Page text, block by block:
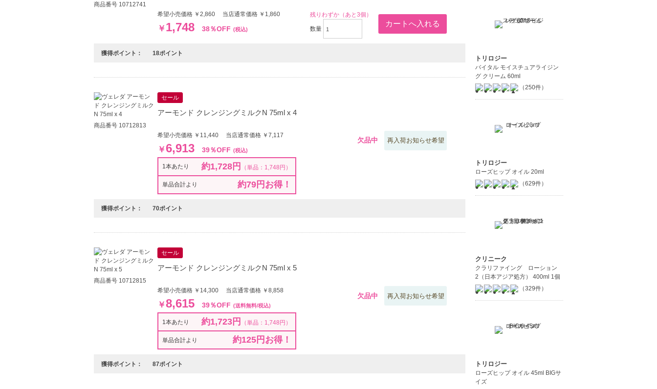
商品番号 10712741
希望小売価格 ￥2,860 当店通常価格 ￥1,860
￥ 1,748 38％OFF (税込)
残りわずか（あと3個）
数量
獲得ポイント： 18ポイント
商品番号 10712813
セール
アーモンド クレンジングミルクN 75ml x 4
希望小売価格 ￥11,440 当店通常価格 ￥7,117
￥ 6,913 39％OFF (税込)
1本あたり 約1,728円 （単品：1,748円）
単品合計より 約79円お得！
欠品中 再入荷お知らせ希望
獲得ポイント： 70ポイント
商品番号 10712815
セール
アーモンド クレンジングミルクN 75ml x 5
希望小売価格 ￥14,300 当店通常価格 ￥8,858
￥8,615 39％OFF (送料無料/税込)
1本あたり 約1,723円 （単品：1,748円）
単品合計より 約125円お得！
欠品中 再入荷お知らせ希望
獲得ポイント： 87ポイント
トリロジー
バイタル モイスチュアライジン
グ クリーム 60ml
（250件）
トリロジー
ローズヒップ オイル 20ml
（629件）
クリニーク
クラリファイング ローション
2（日本アジア処方） 400ml 1個
（329件）
トリロジー
ローズヒップ オイル 45ml BIGサ
イズ